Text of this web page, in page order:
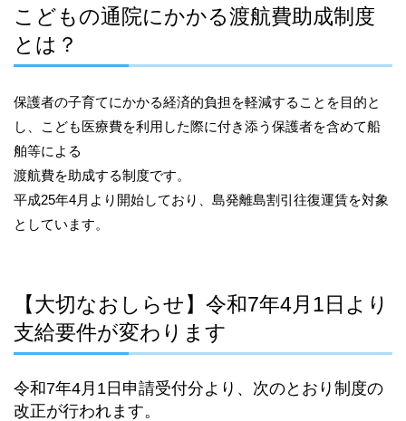
こどもの通院にかかる渡航費助成制度
とは？
保護者の子育てにかかる経済的負担を軽減することを目的と
し、こども医療費を利用した際に付き添う保護者を含めて船
舶等による
渡航費を助成する制度です。
平成25年4月より開始しており、島発離島割引往復運賃を対象
としています。
【大切なおしらせ】令和7年4月1日より
支給要件が変わります
令和7年4月1日申請受付分より、次のとおり制度の
改正が行われます。